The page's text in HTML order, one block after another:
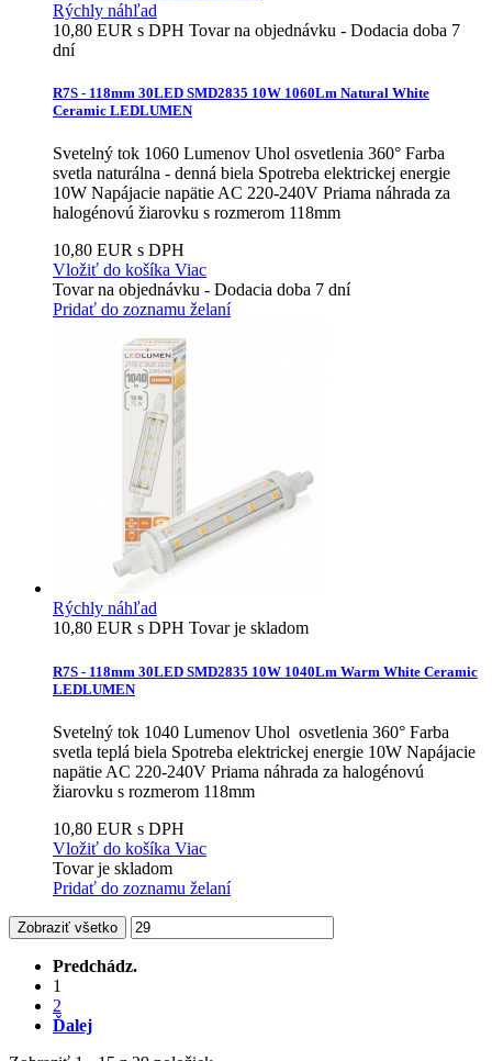
Rýchly náhľad
10,80 EUR s DPH Tovar na objednávku - Dodacia doba 7
dní
R7S - 118mm 30LED SMD2835 10W 1060Lm Natural White
Ceramic LEDLUMEN
Svetelný tok 1060 Lumenov Uhol osvetlenia 360° Farba
svetla naturálna - denná biela Spotreba elektrickej energie
10W Napájacie napätie AC 220-240V Priama náhrada za
halogénovú žiarovku s rozmerom 118mm
10,80 EUR s DPH
Vložiť do košíka Viac
Tovar na objednávku - Dodacia doba 7 dní
Pridať do zoznamu želaní
Rýchly náhľad
10,80 EUR s DPH Tovar je skladom
R7S - 118mm 30LED SMD2835 10W 1040Lm Warm White Ceramic
LEDLUMEN
Svetelný tok 1040 Lumenov Uhol osvetlenia 360° Farba
svetla teplá biela Spotreba elektrickej energie 10W Napájacie
napätie AC 220-240V Priama náhrada za halogénovú
žiarovku s rozmerom 118mm
10,80 EUR s DPH
Vložiť do košíka Viac
Tovar je skladom
Pridať do zoznamu želaní
Zobraziť všetko
Predchádz.
1
2
Ďalej